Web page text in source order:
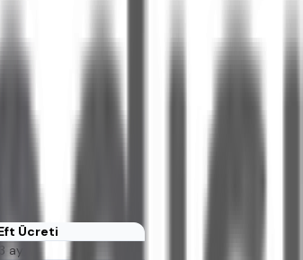
Ücreti
ay)